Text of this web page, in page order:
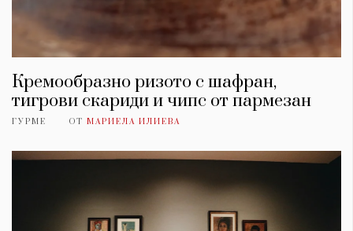
Кремообразно ризото с шафран,
тигрови скариди и чипс от пармезан
ГУРМЕ ОТ МАРИЕЛА ИЛИЕВА